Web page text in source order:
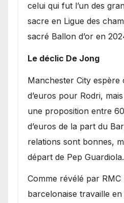
celui qui fut l’un des
sacre en Ligue des
sacré Ballon d’or en
Le déclic De Jong
​Manchester City espère
d’euros pour Rodri,
une proposition entre
d’euros de la part du
relations sont bonnes,
départ de Pep Guardiola.
​Comme révélé par
barcelonaise travaille